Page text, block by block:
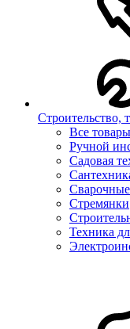
Строительство,
Все товары
Ручной
Садовая
Стремянки
Техника